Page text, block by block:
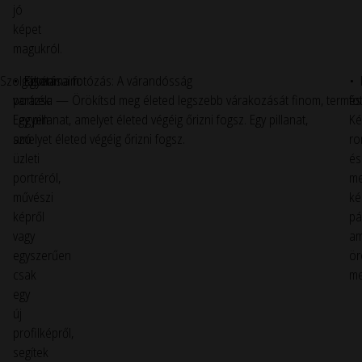
képet
magukról.
Szolgáltatásaim:
• Egyéni
portrék:
Legyen
szó
üzleti
portréról,
művészi
képről
vagy
egyszerűen
egy
új
profilképről,
segítek
• Kismama fotózás: A várandósság
varázsa — Örökítsd meg életed legszebb várakozását finom,
Egy pillanat, amelyet életed végéig őrizni fogsz. Egy pillanat,
amelyet életed végéig őrizni fogsz.
•